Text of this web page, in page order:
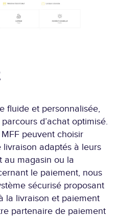
fluide et personnalisée,
d’achat optimisé.
peuvent choisir
adaptés à leurs
au magasin ou la
le paiement, nous
sécurisé proposant
la livraison et paiement
partenaire de paiement